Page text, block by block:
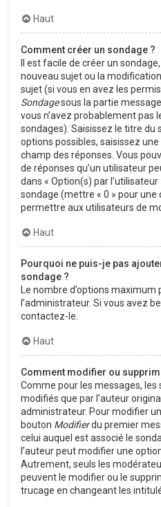
Haut
Comment créer un sondage ?
Il est facile de créer un
nouveau sujet ou la
sujet (si vous en avez les
Sondagesous la partie
vous n’avez probablement pas
sondages). Saisissez le titre du
options possibles, saisissez
champ des réponses. Vous
de réponses qu’un utilisateur
dans « Option(s) par
sondage (mettre « 0 » pour
permettre aux utilisateurs de
Haut
Pourquoi ne puis-je pas
sondage ?
Le nombre d’options
l’administrateur. Si vous avez
contactez-le.
Haut
Comment modifier ou
Comme pour les messages,
modifiés que par l’auteur
administrateur. Pour modifier
bouton Modifierdu premier
celui auquel est associé le
l’auteur peut modifier une
Autrement, seuls les
peuvent le modifier ou le
trucage en changeant les